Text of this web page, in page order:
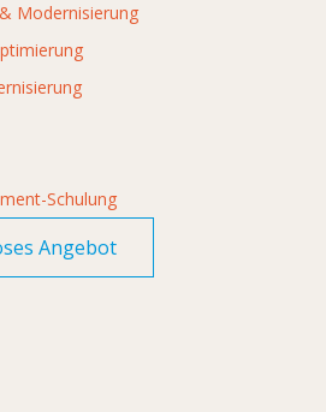
Modernisierung
Schulung
Angebot